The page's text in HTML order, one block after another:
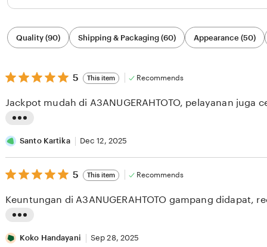
Filter
by
category
Quality (90) Shipping & Packaging (60) Appearance (50)
5
out
5
stars
5 This item Recommends
i
s
t
n
r
Jackpot mudah di A3ANUGERAHTOTO, pelayanan juga
Santo Kartika Dec 12, 2025
5
out
5
stars
5 This item Recommends
i
Keuntungan di A3ANUGERAHTOTO gampang didapat,
Koko Handayani Sep 28, 2025